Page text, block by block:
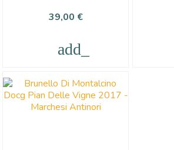
Prezzo
39,00 €
add_shopping_cart